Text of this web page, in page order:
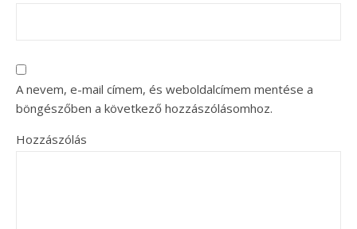
A nevem, e-mail címem, és weboldalcímem mentése a
böngészőben a következő hozzászólásomhoz.
Hozzászólás